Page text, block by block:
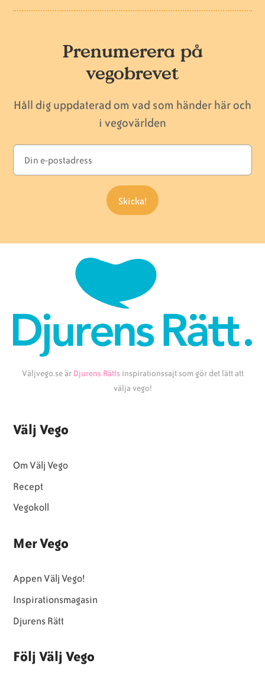
Prenumerera på
vegobrevet
Håll dig uppdaterad om vad som händer här och
i vegovärlden
Väljvego.se är Djurens Rätts inspirationssajt som gör det lätt att
välja vego!
Välj Vego
Om Välj Vego
Recept
Vegokoll
Mer Vego
Appen Välj Vego!
Inspirationsmagasin
Djurens Rätt
Följ Välj Vego